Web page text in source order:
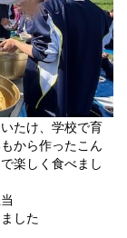
たけ、学校で育
から作ったこん
楽しく食べまし
した